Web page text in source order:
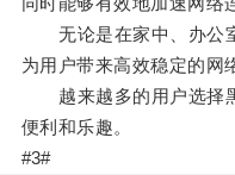
无论是在家中、办公
为用户带来高效稳定的网
越来越多的用户选择黑
便利和乐趣。
#3#